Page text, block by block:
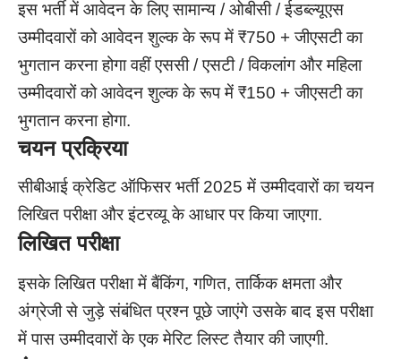
इस भर्ती में आवेदन के लिए सामान्य / ओबीसी / ईडब्ल्यूएस
उम्मीदवारों को आवेदन शुल्क के रूप में ₹750 + जीएसटी का
भुगतान करना होगा वहीं एससी / एसटी / विकलांग और महिला
उम्मीदवारों को आवेदन शुल्क के रूप में ₹150 + जीएसटी का
भुगतान करना होगा.
चयन प्रक्रिया
सीबीआई क्रेडिट ऑफिसर भर्ती 2025 में उम्मीदवारों का चयन
लिखित परीक्षा और इंटरव्यू के आधार पर किया जाएगा.
लिखित परीक्षा
इसके लिखित परीक्षा में बैंकिंग, गणित, तार्किक क्षमता और
अंग्रेजी से जुड़े संबंधित प्रश्न पूछे जाएंगे उसके बाद इस परीक्षा
में पास उम्मीदवारों के एक मेरिट लिस्ट तैयार की जाएगी.